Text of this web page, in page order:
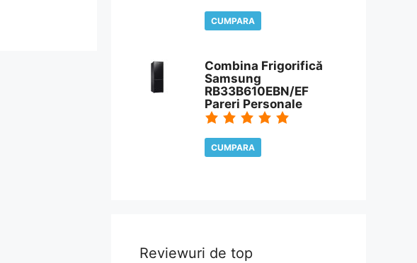
CUMPARA
Combina Frigorifică
Samsung
RB33B610EBN/EF
Pareri Personale
CUMPARA
Reviewuri de top